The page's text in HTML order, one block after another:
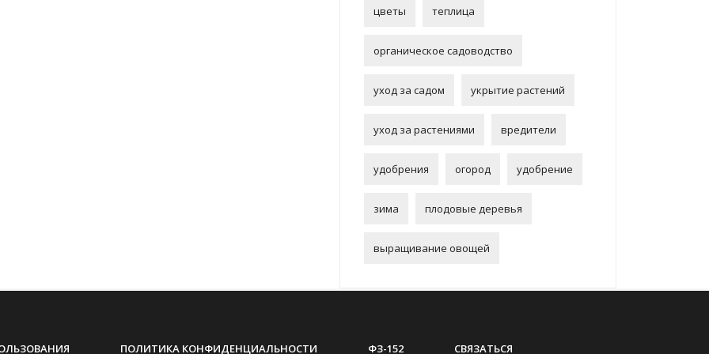
цветы теплица
органическое садоводство
уход за садом укрытие растений
уход за растениями вредители
удобрения огород удобрение
зима плодовые деревья
выращивание овощей
ПОЛИТИКА КОНФИДЕНЦИАЛЬНОСТИ ФЗ-152 СВЯЗАТЬСЯ